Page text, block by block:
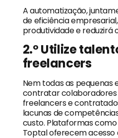
A automatização,
de eficiência
produtividade e reduzirá
2.º Utilize
freelancers
Nem todas as pequenas
contratar colaboradores
freelancers e
lacunas de
custo. Plataformas como
Toptal oferecem acesso